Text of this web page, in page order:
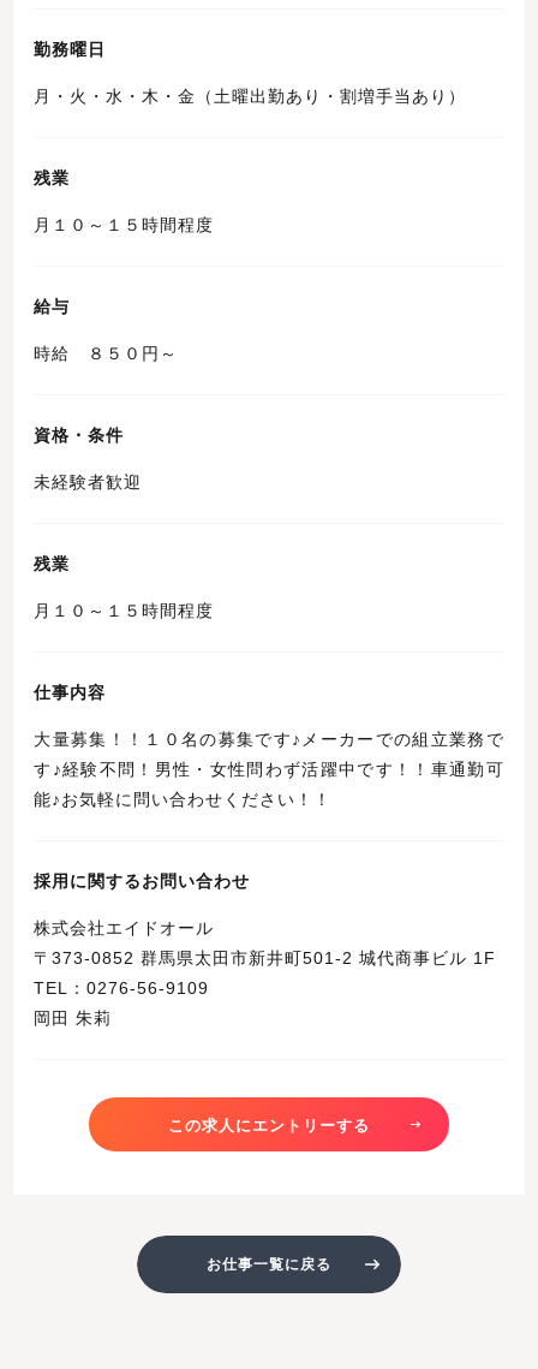
勤務曜日
月・火・水・木・金（土曜出勤あり・割増手当あり）
残業
月１０～１５時間程度
給与
時給 ８５０円～
資格・条件
未経験者歓迎
残業
月１０～１５時間程度
仕事内容
大量募集！！１０名の募集です♪メーカーでの組立業務で
す♪経験不問！男性・女性問わず活躍中です！！車通勤可
能♪お気軽に問い合わせください！！
採用に関するお問い合わせ
株式会社エイドオール
〒373-0852 群馬県太田市新井町501-2 城代商事ビル 1F
TEL：0276-56-9109
岡田 朱莉
この求人にエントリーする
お仕事一覧に戻る